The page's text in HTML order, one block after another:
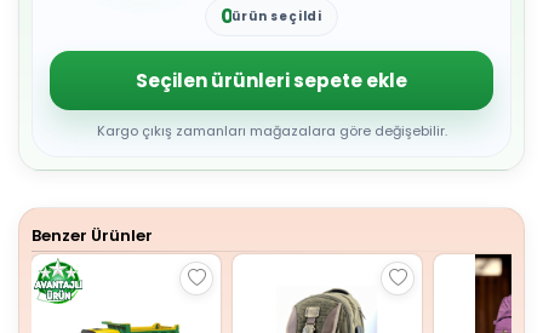
0
2
3
4
5
6
8
ürün seçildi
Seçilen ürünleri sepete ekle
Kargo çıkış zamanları mağazalara göre değişebilir.
Benzer Ürünler